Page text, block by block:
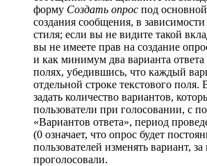
форму Создать опрос под
создания сообщения, в
стиля; если вы не видите такой
вы не имеете прав на создание
и как минимум два варианта
полях, убедившись, что каждый
отдельной строке текстового
задать количество вариантов,
пользователи при голосовании, с
«Вариантов ответа», период
(0 означает, что опрос будет
пользователей изменять вариант,
проголосовали.